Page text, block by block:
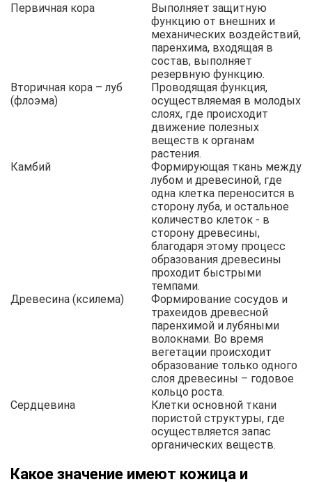
Первичная кора
Выполняет защитную
функцию от внешних и
механических воздействий,
паренхима, входящая в
состав, выполняет
резервную функцию.
Вторичная кора – луб
(флоэма)
Проводящая функция,
осуществляемая в молодых
слоях, где происходит
движение полезных
веществ к органам
растения.
Камбий
Формирующая ткань между
лубом и древесиной, где
одна клетка переносится в
сторону луба, и остальное
количество клеток - в
сторону древесины,
благодаря этому процесс
образования древесины
проходит быстрыми
темпами.
Древесина (ксилема)
Формирование сосудов и
трахеидов древесной
паренхимой и лубяными
волокнами. Во время
вегетации происходит
образование только одного
слоя древесины – годовое
кольцо роста.
Сердцевина
Клетки основной ткани
пористой структуры, где
осуществляется запас
органических веществ.
Какое значение имеют кожица и